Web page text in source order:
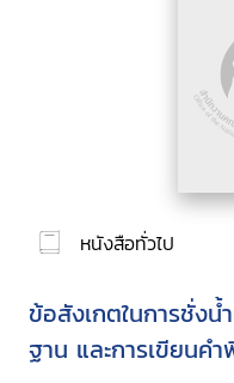
หนังสือทั่วไป
ข้อสังเกตในการชั่ง
ฐาน และการเขียนค